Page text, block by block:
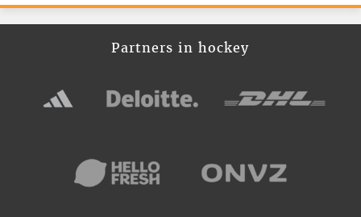
Partners in hockey